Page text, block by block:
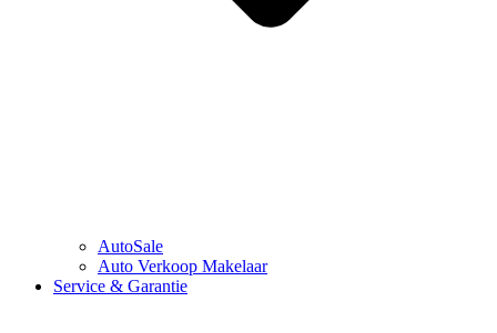
AutoSale
Auto Verkoop Makelaar
Service & Garantie